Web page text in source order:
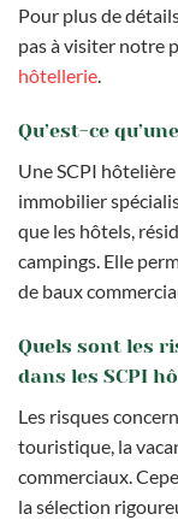
Pour plus de
pas à visiter notre
hôtellerie.
Qu’est-ce
Une SCPI
immobilier
que les hôtels,
campings. Elle
de baux
Quels sont les
dans les SCPI
Les risques
touristique, la
commerciaux.
la sélection